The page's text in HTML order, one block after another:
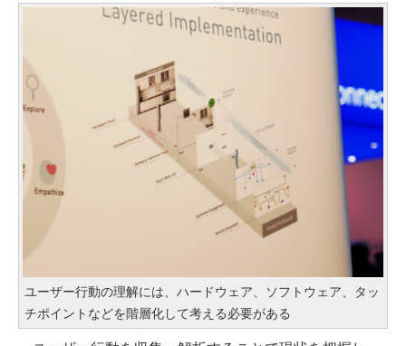
ユーザー行動の理解には、ハードウェア、ソフトウェア、タッ
チポイントなどを階層化して考える必要がある